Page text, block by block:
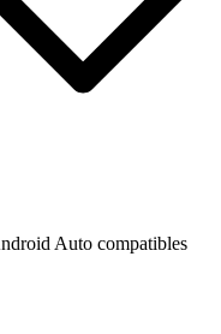
Auto compatibles